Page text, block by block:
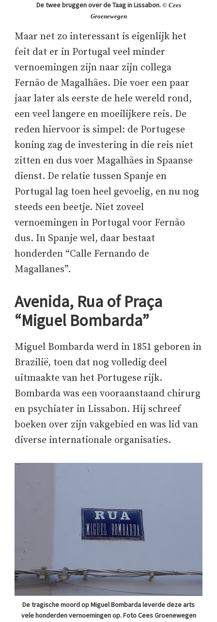
De twee bruggen over de Taag in Lissabon. © Cees
Groenewegen
Maar net zo interessant is eigenlijk het
feit dat er in Portugal veel minder
vernoemingen zijn naar zijn collega
Fernão de Magalhães. Die voer een paar
jaar later als eerste de hele wereld rond,
een veel langere en moeilijkere reis. De
reden hiervoor is simpel: de Portugese
koning zag de investering in die reis niet
zitten en dus voer Magalhães in Spaanse
dienst. De relatie tussen Spanje en
Portugal lag toen heel gevoelig, en nu nog
steeds een beetje. Niet zoveel
vernoemingen in Portugal voor Fernão
dus. In Spanje wel, daar bestaat
honderden “Calle Fernando de
Magallanes”.
Avenida, Rua of Praça
“Miguel Bombarda”
Miguel Bombarda werd in 1851 geboren in
Brazilië, toen dat nog volledig deel
uitmaakte van het Portugese rijk.
Bombarda was een vooraanstaand chirurg
en psychiater in Lissabon. Hij schreef
boeken over zijn vakgebied en was lid van
diverse internationale organisaties.
De tragische moord op Miguel Bombarda leverde deze arts
vele honderden vernoemingen op. Foto Cees Groenewegen